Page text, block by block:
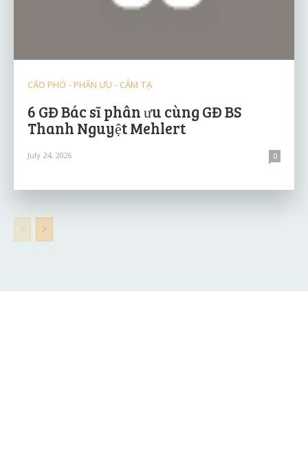
CÁO PHÓ - PHÂN ƯU - CẢM TẠ
6 GĐ Bác sĩ phân ưu cùng GĐ BS
Thanh Nguyệt Mehlert
July 24, 2026 0